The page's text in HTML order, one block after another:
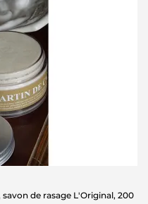
savon de rasage L'Original, 200